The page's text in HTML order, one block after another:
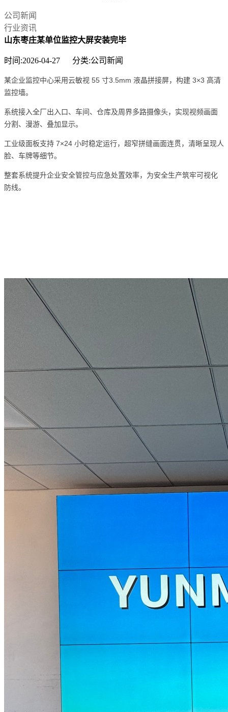
公司新闻
行业资讯
山东枣庄某单位监控大屏安装完毕
时间:2026-04-27 分类:公司新闻
某企业监控中心采用云敏视 55 寸3.5mm 液晶拼接屏，构建 3×3 高清
监控墙。
系统接入全厂出入口、车间、仓库及周界多路摄像头，实现视频画面
分割、漫游、叠加显示。
工业级面板支持 7×24 小时稳定运行，超窄拼缝画面连贯，清晰呈现人
脸、车牌等细节。
整套系统提升企业安全管控与应急处置效率，为安全生产筑牢可视化
防线。